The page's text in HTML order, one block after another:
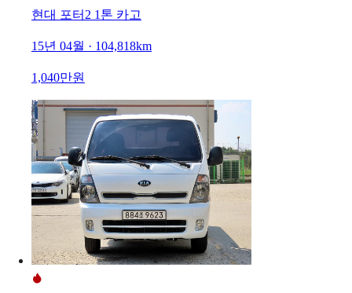
현대 포터2 1톤 카고
15년 04월 · 104,818km
1,040만원